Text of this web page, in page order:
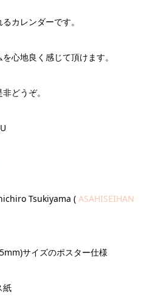
カレンダーです。
心地良く感じて頂けます。
どうぞ。
Tsukiyama ( ASAHISEIHAN
サイズのポスター仕様
紙